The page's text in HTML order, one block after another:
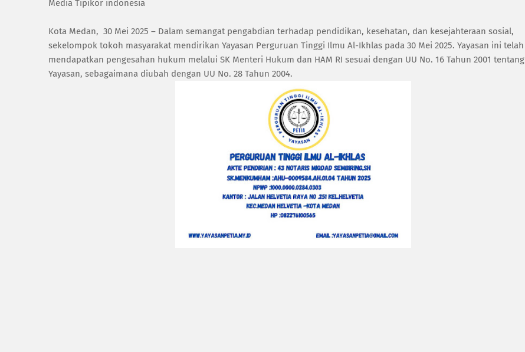
Media Tipikor indonesia
Kota Medan, 30 Mei 2025 – Dalam semangat pengabdian terhadap pendidikan, kesehatan, dan kesejahteraan sosial,
sekelompok tokoh masyarakat mendirikan Yayasan Perguruan Tinggi Ilmu Al-Ikhlas pada 30 Mei 2025. Yayasan ini telah
mendapatkan pengesahan hukum melalui SK Menteri Hukum dan HAM RI sesuai dengan UU No. 16 Tahun 2001 tentang
Yayasan, sebagaimana diubah dengan UU No. 28 Tahun 2004.